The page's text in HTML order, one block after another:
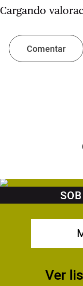
Cargando
Comentar
Ver